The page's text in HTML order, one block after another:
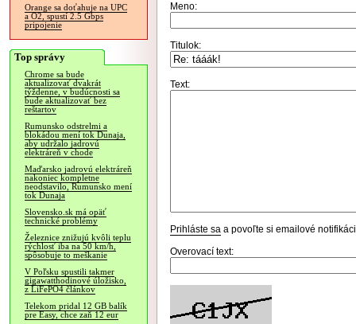
Orange sa doťahuje na UPC
a O2, spustí 2.5 Gbps
pripojenie
Top správy
Chrome sa bude
aktualizovať dvakrát
týždenne, v budúcnosti sa
bude aktualizovať bez
reštartov
Rumunsko odstrelmi a
blokádou mení tok Dunaja,
aby udržalo jadrovú
elektráreň v chode
Maďarsko jadrovú elektráreň
nakoniec kompletne
neodstavilo, Rumunsko mení
tok Dunaja
Slovensko.sk má opäť
technické problémy
Železnice znižujú kvôli teplu
rýchlosť iba na 50 km/h,
spôsobuje to meškanie
V Poľsku spustili takmer
gigawatthodinové úložisko,
z LiFePO4 článkov
Telekom pridal 12 GB balík
pre Easy, chce zaň 12 eur
Meno:
Titulok:
Text:
Prihláste sa a povoľte si emailové
Overovací text: